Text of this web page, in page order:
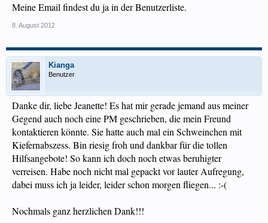
Meine Email findest du ja in der Benutzerliste.
8. August 2012
Kianga
Benutzer
Danke dir, liebe Jeanette! Es hat mir gerade jemand aus meiner
Gegend auch noch eine PM geschrieben, die mein Freund
kontaktieren könnte. Sie hatte auch mal ein Schweinchen mit
Kiefernabszess. Bin riesig froh und dankbar für die tollen
Hilfsangebote! So kann ich doch noch etwas beruhigter
verreisen. Habe noch nicht mal gepackt vor lauter Aufregung,
dabei muss ich ja leider, leider schon morgen fliegen... :-(
Nochmals ganz herzlichen Dank!!!